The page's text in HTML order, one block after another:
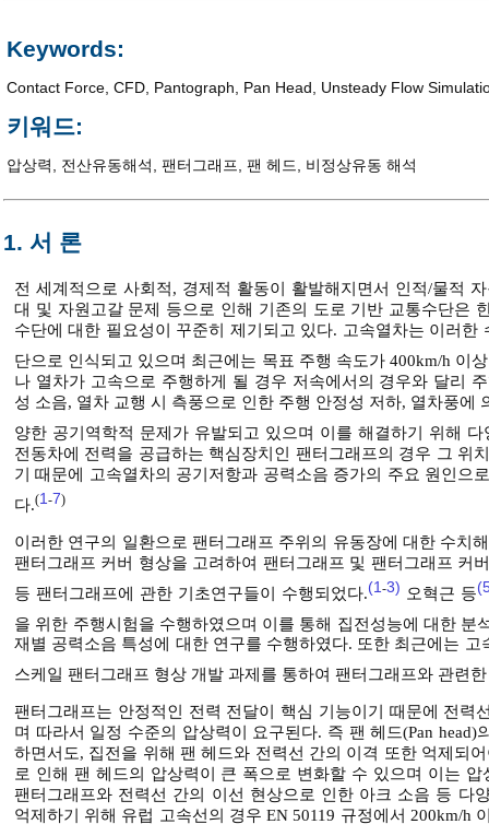
Keywords:
Contact Force CFD Pantograph Pan Head Unsteady Flow
키워드:
압상력 전산유동해석 팬터그래프 팬 헤드 비정상유동 해석
1. 서 론
전 세계적으로 사회적, 경제적 활동이 활발해지면서 인적/물적
대 및 자원고갈 문제 등으로 인해 기존의 도로 기반 교통수단은
수단에 대한 필요성이 꾸준히 제기되고 있다. 고속열차는 이러
단으로 인식되고 있으며 최근에는 목표 주행 속도가 400km/h 이
나 열차가 고속으로 주행하게 될 경우 저속에서의 경우와 달리
성 소음, 열차 교행 시 측풍으로 인한 주행 안정성 저하, 열차풍
양한 공기역학적 문제가 유발되고 있으며 이를 해결하기 위해
전동차에 전력을 공급하는 핵심장치인 팬터그래프의 경우 그 위
기 때문에 고속열차의 공기저항과 공력소음 증가의 주요 원인으
다.(1 -7)
이러한 연구의 일환으로 팬터그래프 주위의 유동장에 대한 수치
팬터그래프 커버 형상을 고려하여 팬터그래프 및 팬터그래프 커
등 팬터그래프에 관한 기초연구들이 수행되었다.(1-3) 오혁근 등
을 위한 주행시험을 수행하였으며 이를 통해 집전성능에 대한 분
재별 공력소음 특성에 대한 연구를 수행하였다. 또한 최근에는
스케일 팬터그래프 형상 개발 과제를 통하여 팬터그래프와 관련
팬터그래프는 안정적인 전력 전달이 핵심 기능이기 때문에 전
며 따라서 일정 수준의 압상력이 요구된다. 즉 팬 헤드(Pan
하면서도, 집전을 위해 팬 헤드와 전력선 간의 이격 또한 억제되
로 인해 팬 헤드의 압상력이 큰 폭으로 변화할 수 있으며 이는
팬터그래프와 전력선 간의 이선 현상으로 인한 아크 소음 등 다
억제하기 위해 유럽 고속선의 경우 EN 50119 규정에서 200km/h